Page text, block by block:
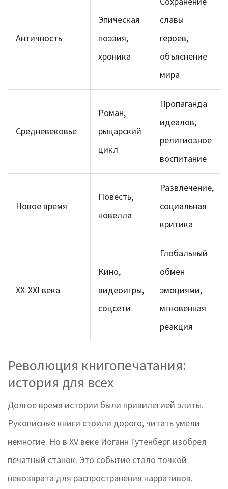
Античность
Эпическая
поэзия,
хроника
славы
героев,
объяснение
мира
Средневековье
Роман,
рыцарский
цикл
Пропаганда
идеалов,
религиозное
воспитание
Новое время
Повесть,
новелла
Развлечение,
социальная
критика
XX-XXI века
Кино,
видеоигры,
соцсети
Глобальный
обмен
эмоциями,
мгновенная
реакция
Революция книгопечатания:
история для всех
Долгое время истории были привилегией элиты.
Рукописные книги стоили дорого, читать умели
немногие. Но в XV веке Иоганн Гутенберг изобрел
печатный станок. Это событие стало точкой
невозврата для распространения нарративов.